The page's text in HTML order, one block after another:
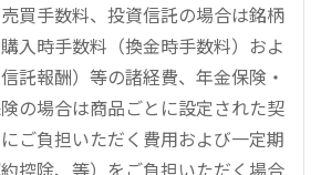
買手数料、投資信託の場合は銘柄
入時手数料（換金時手数料）およ
託報酬）等の諸経費、年金保険・
の場合は商品ごとに設定された契
ご負担いただく費用および一定期